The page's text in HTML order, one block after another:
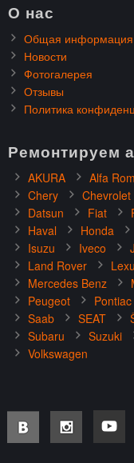
О нас
Общая информация
Новости
Фотогалерея
Отзывы
Политика
Ремонтируем
AKURA Alfa
Chery
Chevrolet
Datsun
Fiat
Haval
Honda
Isuzu
Iveco
Land Rover
Mercedes Benz
Peugeot
Pontiac
Saab
SEAT
Subaru
Suzuki
Volkswagen